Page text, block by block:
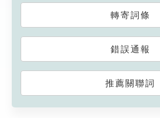
轉寄詞條
錯誤通報
推薦關聯詞